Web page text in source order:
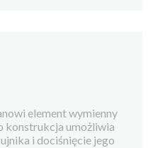
element wymienny
konstrukcja umożliwia
i dociśnięcie jego